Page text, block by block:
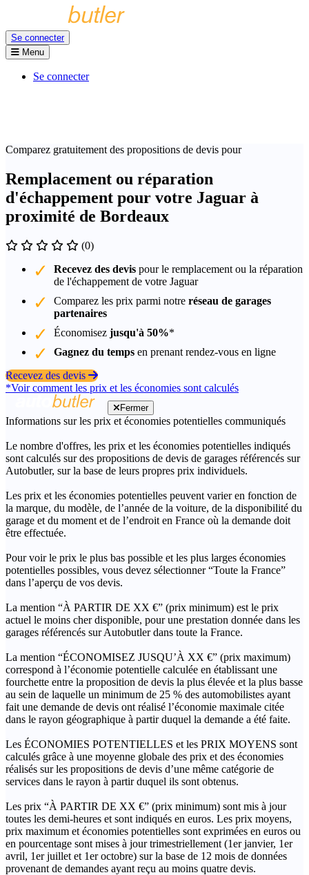
Se connecter
Menu
Se connecter
Comparez gratuitement des propositions de devis pour
Remplacement ou réparation
d'échappement pour votre Jaguar à
proximité de Bordeaux
(0)
Recevez des devis pour le remplacement ou la réparation
de l'échappement de votre Jaguar
Comparez les prix parmi notre réseau de garages
partenaires
Économisez jusqu'à 50%*
Gagnez du temps en prenant rendez-vous en ligne
Recevez des devis
*Voir comment les prix et les économies sont calculés
Fermer
Informations sur les prix et économies potentielles communiqués
Le nombre d'offres, les prix et les économies potentielles indiqués
sont calculés sur des propositions de devis de garages référencés sur
Autobutler, sur la base de leurs propres prix individuels.
Les prix et les économies potentielles peuvent varier en fonction de
la marque, du modèle, de l’année de la voiture, de la disponibilité du
garage et du moment et de l’endroit en France où la demande doit
être effectuée.
Pour voir le prix le plus bas possible et les plus larges économies
potentielles possibles, vous devez sélectionner “Toute la France”
dans l’aperçu de vos devis.
La mention “À PARTIR DE XX €” (prix minimum) est le prix
actuel le moins cher disponible, pour une prestation donnée dans les
garages référencés sur Autobutler dans toute la France.
La mention “ÉCONOMISEZ JUSQU’À XX €” (prix maximum)
correspond à l’économie potentielle calculée en établissant une
fourchette entre la proposition de devis la plus élevée et la plus basse
au sein de laquelle un minimum de 25 % des automobilistes ayant
fait une demande de devis ont réalisé l’économie maximale citée
dans le rayon géographique à partir duquel la demande a été faite.
Les ÉCONOMIES POTENTIELLES et les PRIX MOYENS sont
calculés grâce à une moyenne globale des prix et des économies
réalisés sur les propositions de devis d’une même catégorie de
services dans le rayon à partir duquel ils sont obtenus.
Les prix “À PARTIR DE XX €” (prix minimum) sont mis à jour
toutes les demi-heures et sont indiqués en euros. Les prix moyens,
prix maximum et économies potentielles sont exprimées en euros ou
en pourcentage sont mises à jour trimestriellement (1er janvier, 1er
avril, 1er juillet et 1er octobre) sur la base de 12 mois de données
provenant de demandes ayant reçu au moins quatre devis.